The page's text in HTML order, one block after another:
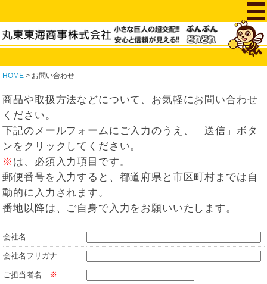
HOME > お問い合わせ
商品や取扱方法などについて、お気軽にお問い合わせ
ください。
下記のメールフォームにご入力のうえ、「送信」ボタ
ンをクリックしてください。
※ は、必須入力項目です。
郵便番号を入力すると、都道府県と市区町村までは自
動的に入力されます。
番地以降は、ご自身で入力をお願いいたします。
会社名
会社名フリガナ
ご担当者名 ※